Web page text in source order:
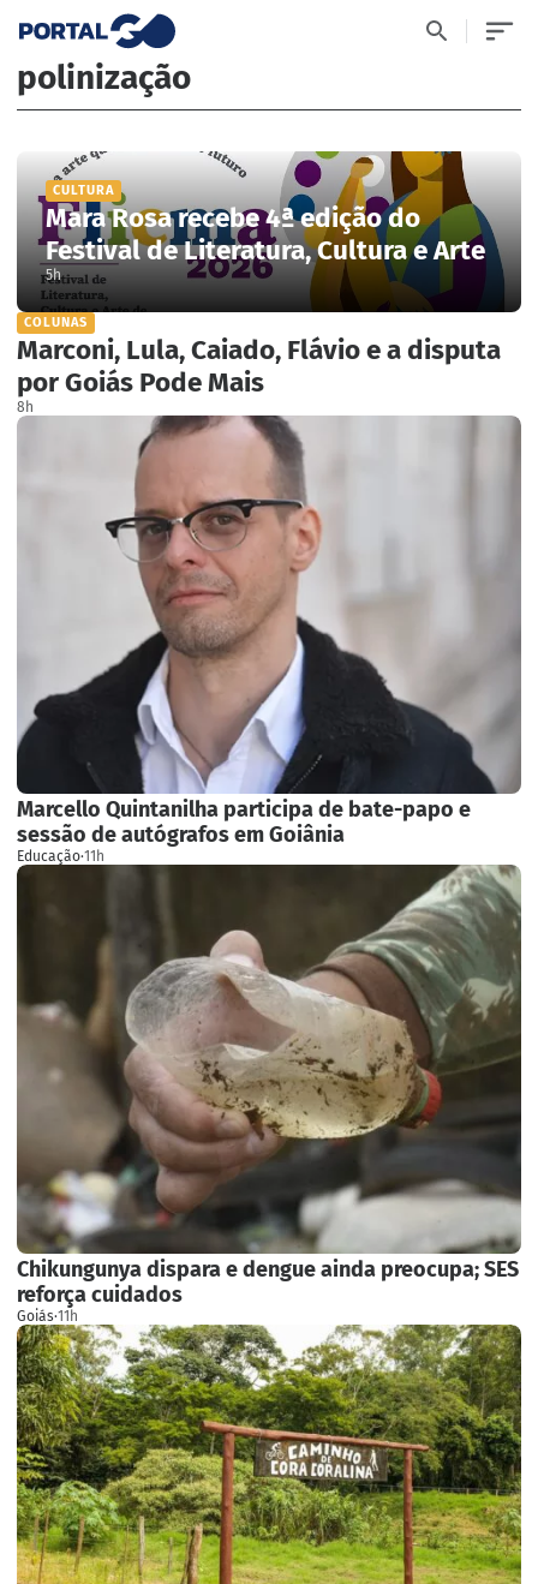
polinização
CULTURA
Mara Rosa recebe 4ª edição do
Festival de Literatura, Cultura e Arte
5h
COLUNAS
Marconi, Lula, Caiado, Flávio e a disputa
por Goiás Pode Mais
8h
Marcello Quintanilha participa de bate-papo e
sessão de autógrafos em Goiânia
Educação·11h
Chikungunya dispara e dengue ainda preocupa; SES
reforça cuidados
Goiás·11h